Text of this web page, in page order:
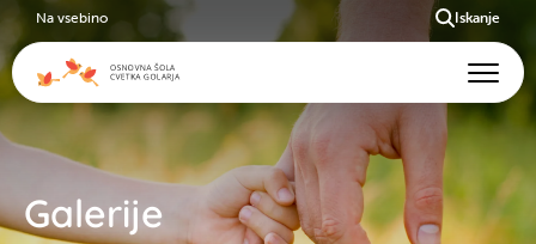
Galerije
Na vsebino Iskanje